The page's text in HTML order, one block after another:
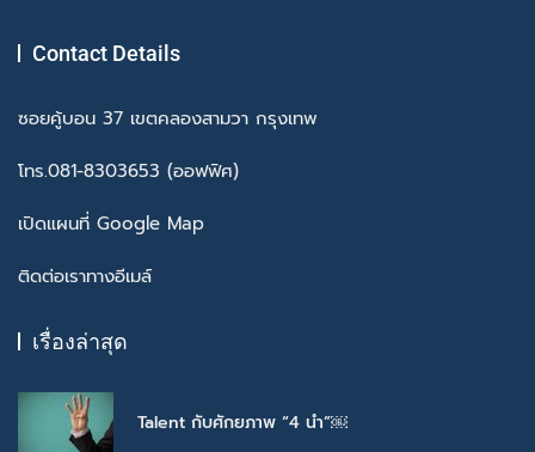
Contact Details
ซอยคู้บอน 37 เขตคลองสามวา กรุงเทพ
โทร.081-8303653 (ออฟฟิศ)
เปิดแผนที่ Google Map
ติดต่อเราทางอีเมล์
เรื่องล่าสุด
Talent กับศักยภาพ “4 นำ”￼